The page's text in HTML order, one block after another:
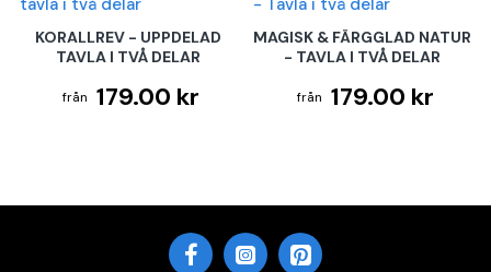
KORALLREV - UPPDELAD
TAVLA I TVÅ DELAR
179.00 kr
MAGISK & FÄRGGLAD NATUR
- TAVLA I TVÅ DELAR
179.00 kr